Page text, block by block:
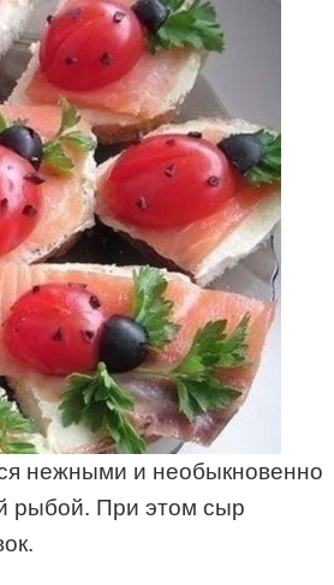
нежными и необыкновенно
рыбой. При этом сыр